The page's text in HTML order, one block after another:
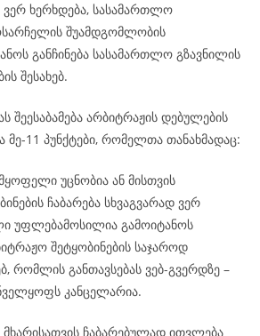
ვერ ხერხდება, სასამართლო
შუამდგომლობის
განჩინება სასამართლო გზავნილის
შესახებ.
შეესაბამება არბიტრაჟის დებულების
მე-11 პუნქტები, რომელთა თანახმადაც:
უცნობია ან მისთვის
ჩაბარება სხვაგვარად ვერ
უფლებამოსილია გამოიტანოს
შეტყობინების საჯაროდ
რომლის განთავსებას ვებ-გვერდზე –
კანცელარია.
მხარისათვის ჩაბარებულად ითვლება